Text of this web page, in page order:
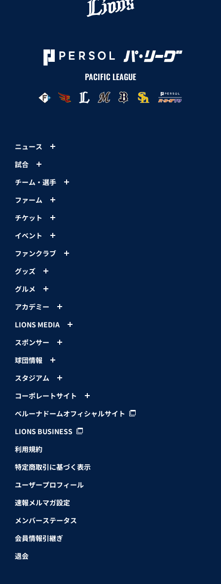
PACIFIC LEAGUE
ニュース
試合
チーム・選手
ファーム
チケット
イベント
ファンクラブ
グッズ
グルメ
アカデミー
LIONS MEDIA
スポンサー
球団情報
スタジアム
コーポレートサイト
ベルーナドームオフィシャルサイト
LIONS BUSINESS
利用規約
特定商取引に基づく表示
ユーザープロフィール
速報メルマガ設定
メンバーステータス
会員情報引継ぎ
退会